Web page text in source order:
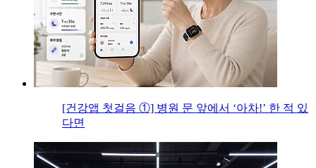
[건강앱 첫걸음 ①] 병원 문 앞에서 ‘아차!’ 한 적 있
다면